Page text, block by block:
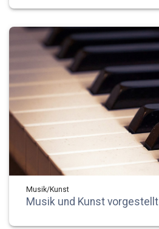
Musik/Kunst
Musik und Kunst vorgestellt